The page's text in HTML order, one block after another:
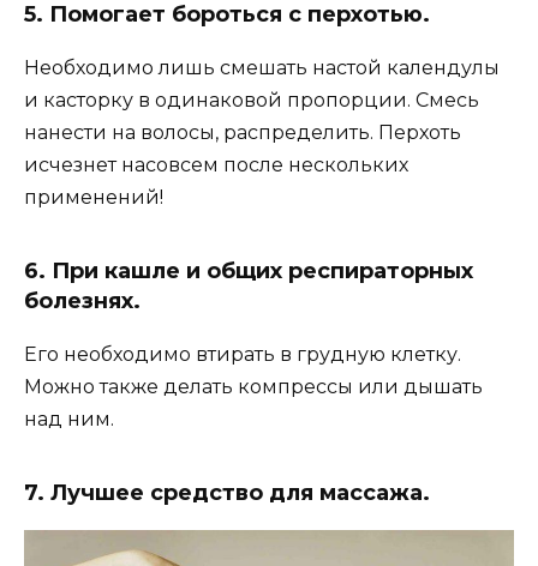
5. Помогает бороться с перхотью.
Необходимо лишь смешать настой календулы
и касторку в одинаковой пропорции. Смесь
нанести на волосы, распределить. Перхоть
исчезнет насовсем после нескольких
применений!
6. При кашле и общих респираторных
болезнях.
Его необходимо втирать в грудную клетку.
Можно также делать компрессы или дышать
над ним.
7. Лучшее средство для массажа.